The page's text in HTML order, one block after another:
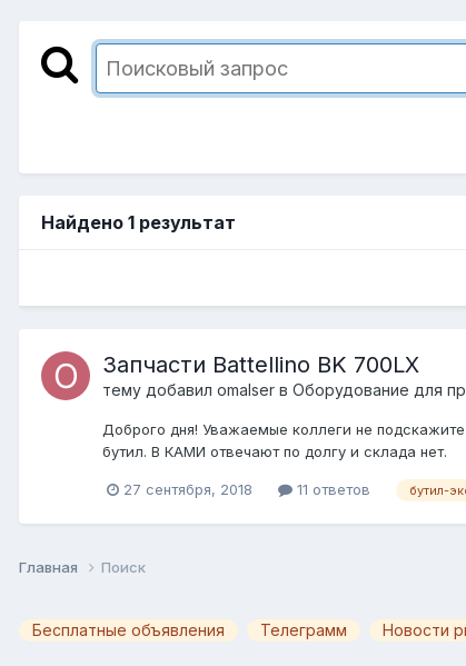
Найдено 1 результат
Запчасти Battellino BK 700LX
тему добавил omalser в Оборудование для
Доброго дня! Уважаемые коллеги не
бутил. В КАМИ отвечают по долгу и склада нет.
27 сентября, 2018 11 ответов бутил-
Главная Поиск
Бесплатные объявления Телеграмм Новости